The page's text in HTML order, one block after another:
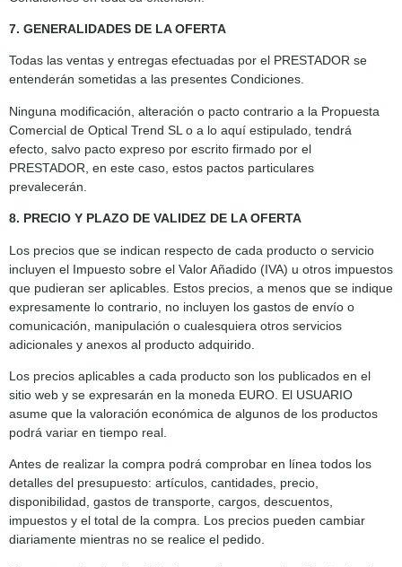
7. GENERALIDADES DE LA OFERTA
Todas las ventas y entregas efectuadas por el PRESTADOR se
entenderán sometidas a las presentes Condiciones.
Ninguna modificación, alteración o pacto contrario a la Propuesta
Comercial de Optical Trend SL o a lo aquí estipulado, tendrá
efecto, salvo pacto expreso por escrito firmado por el
PRESTADOR, en este caso, estos pactos particulares
prevalecerán.
8. PRECIO Y PLAZO DE VALIDEZ DE LA OFERTA
Los precios que se indican respecto de cada producto o servicio
incluyen el Impuesto sobre el Valor Añadido (IVA) u otros impuestos
que pudieran ser aplicables. Estos precios, a menos que se indique
expresamente lo contrario, no incluyen los gastos de envío o
comunicación, manipulación o cualesquiera otros servicios
adicionales y anexos al producto adquirido.
Los precios aplicables a cada producto son los publicados en el
sitio web y se expresarán en la moneda EURO. El USUARIO
asume que la valoración económica de algunos de los productos
podrá variar en tiempo real.
Antes de realizar la compra podrá comprobar en línea todos los
detalles del presupuesto: artículos, cantidades, precio,
disponibilidad, gastos de transporte, cargos, descuentos,
impuestos y el total de la compra. Los precios pueden cambiar
diariamente mientras no se realice el pedido.